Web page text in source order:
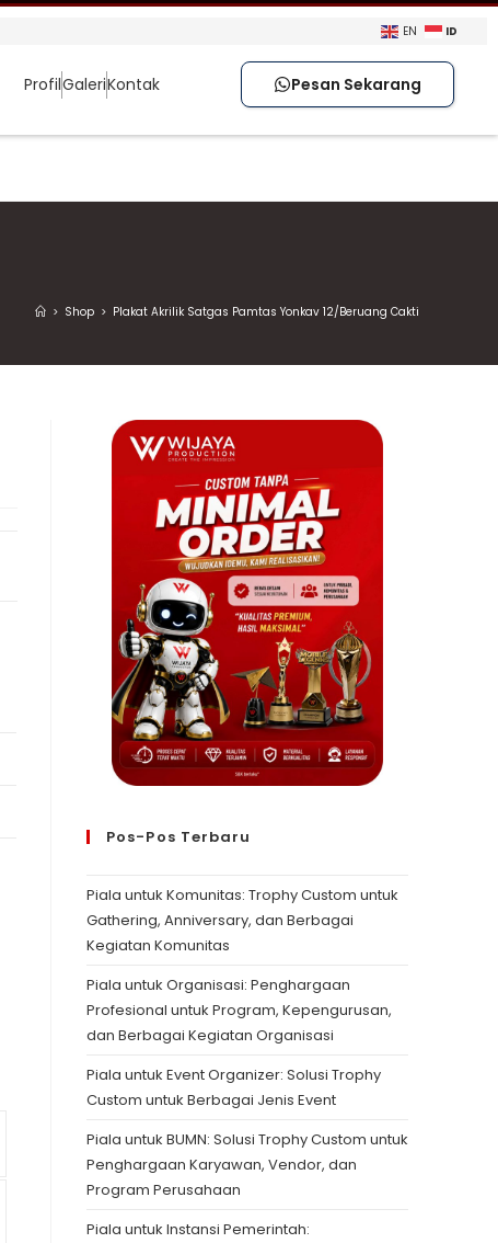
EN ID
ProfilGaleriKontak Pesan Sekarang
> Shop > Plakat Akrilik Satgas Pamtas Yonkav 12/Beruang Cakti
Pos-Pos Terbaru
Piala untuk Komunitas: Trophy Custom untuk
Gathering, Anniversary, dan Berbagai
Kegiatan Komunitas
Piala untuk Organisasi: Penghargaan
Profesional untuk Program, Kepengurusan,
dan Berbagai Kegiatan Organisasi
Piala untuk Event Organizer: Solusi Trophy
Custom untuk Berbagai Jenis Event
Piala untuk BUMN: Solusi Trophy Custom untuk
Penghargaan Karyawan, Vendor, dan
Program Perusahaan
Piala untuk Instansi Pemerintah: